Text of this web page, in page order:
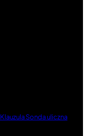
Klauzula Sonda uliczna